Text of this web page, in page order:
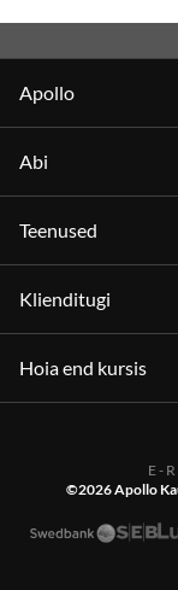
Apollo
Abi
Teenused
Klienditugi
Hoia end kursis
E -
©2026 Apollo